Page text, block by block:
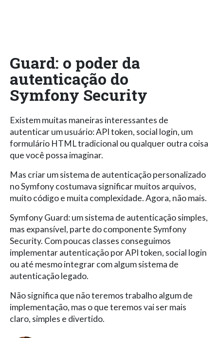
Guard: o poder da
autenticação do
Symfony Security
Existem muitas maneiras interessantes de
autenticar um usuário: API token, social login, um
formulário HTML tradicional ou qualquer outra coisa
que você possa imaginar.
Mas criar um sistema de autenticação personalizado
no Symfony costumava significar muitos arquivos,
muito código e muita complexidade. Agora, não mais.
Symfony Guard: um sistema de autenticação simples,
mas expansível, parte do componente Symfony
Security. Com poucas classes conseguimos
implementar autenticação por API token, social login
ou até mesmo integrar com algum sistema de
autenticação legado.
Não significa que não teremos trabalho algum de
implementação, mas o que teremos vai ser mais
claro, simples e divertido.